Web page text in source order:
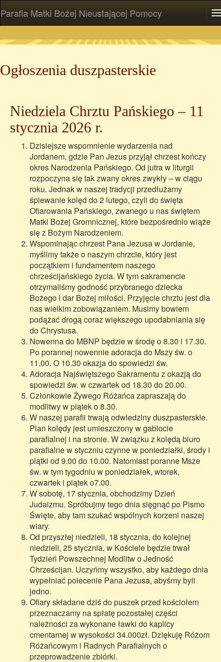
Parafia Matki Bożej Nieustającej Pomocy
Ogłoszenia duszpasterskie
Niedziela Chrztu Pańskiego – 11
stycznia 2026 r.
Dzisiejsze wspomnienie wydarzenia nad
Jordanem, gdzie Pan Jezus przyjął chrzest kończy
okres Narodzenia Pańskiego. Od jutra w liturgii
rozpoczyna się tak zwany okres zwykły – w ciągu
roku. Jednak w naszej tradycji przedłużamy
śpiewanie kolęd do 2 lutego, czyli do święta
Ofiarowania Pańskiego, zwanego u nas świętem
Matki Bożej Gromnicznej, które bezpośrednio wiąże
się z Bożym Narodzeniem.
Wspominając chrzest Pana Jezusa w Jordanie,
myślimy także o naszym chrzcie, który jest
początkiem i fundamentem naszego
chrześcijańskiego życia. W tym sakramencie
otrzymaliśmy godność przybranego dziecka
Bożego i dar Bożej miłości. Przyjęcie chrztu jest dla
nas wielkim zobowiązaniem. Musimy bowiem
podążać drogą coraz większego upodabniania się
do Chrystusa.
Nowenna do MBNP będzie w środę o 8.30 i 17.30.
Po porannej nowennie adoracja do Mszy św. o
11.00. O 10.30 okazja do spowiedzi św.
Adoracja Najświętszego Sakramentu z okazją do
spowiedzi św. w czwartek od 18.30 do 20.00.
Członkowie Żywego Różańca zapraszają do
modlitwy w piątek o 8.30.
W naszej parafii trwają odwiedziny duszpasterskie.
Plan kolędy jest umieszczony w gablocie
parafialnej i na stronie. W związku z kolędą biuro
parafialne w styczniu czynne w poniedziałki, środy i
piątki od 9.00 do 10.00. Natomiast poranne Msze
św. w tym tygodniu w poniedziałek, wtorek,
czwartek i piątek o7.00.
W sobotę, 17 stycznia, obchodzimy Dzień
Judaizmu. Spróbujmy tego dnia sięgnąć po Pismo
Święte, aby tam szukać wspólnych korzeni naszej
wiary.
Od przyszłej niedzieli, 18 stycznia, do kolejnej
niedzieli, 25 stycznia, w Kościele będzie trwał
Tydzień Powszechnej Modlitw o Jedność
Chrześcijan. Uczyńmy wszystko, aby każdego dnia
wypełniać polecenie Pana Jezusa, abyśmy byli
jedno.
Ofiary składane dziś do puszek przed kościołem
przeznaczamy na spłatę pozostałej części
należności za wykonane ławki do kaplicy
cmentarnej w wysokości 34.000zł. Dziękuję Różom
Różańcowym i Radnych Parafialnych o
przeprowadzenie zbiórki.